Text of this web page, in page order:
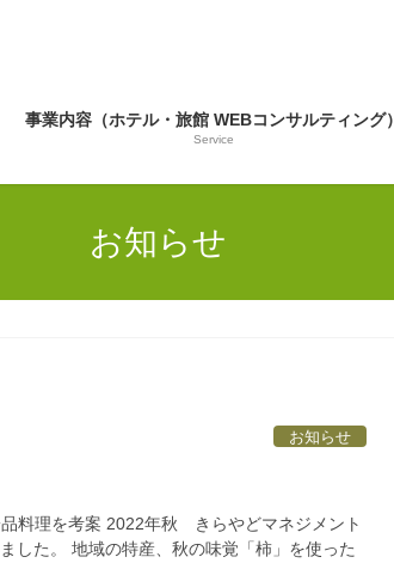
事業内容（ホテル・旅館 WEBコンサルティング）
Service
お知らせ
お知らせ
料理を考案 2022年秋 きらやどマネジメント
した。 地域の特産、秋の味覚「柿」を使った